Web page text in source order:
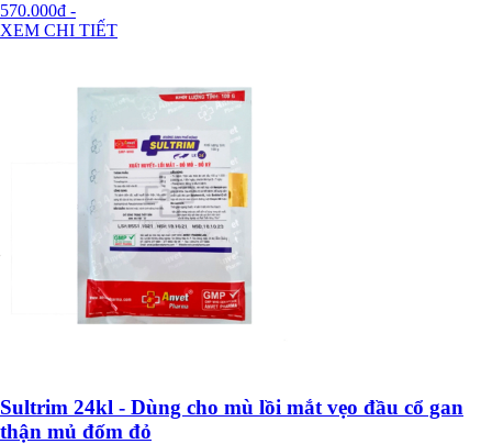
570.000đ -
XEM CHI TIẾT
Sultrim 24kl - Dùng cho mù lồi mắt vẹo đầu cổ gan
thận mủ đốm đỏ